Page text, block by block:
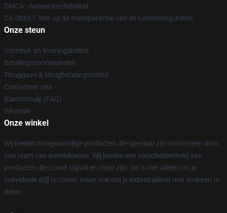
DMCA - Auteursrechtbeleid
CA SB657: Wet op de transparantie van de toeleveringsketen
Onze steun
Verzend- en leveringsbeleid
Betalingsvoorwaarden
Teruggave & terugbetalingsbeleid
Contacteer ons
Klantenhulp (FAQ)
Whosale
Onze winkel
Wij bieden hoogwaardige producten die speciaal zijn ontworpen door
ons team van wereldklasse. Wij bieden een verscheidenheid aan
producten die zowel stijlvol en mooi zijn. Dit is niet alleen om je
individuele stijl te tonen, maar ook om je individualiteit met anderen te
delen.